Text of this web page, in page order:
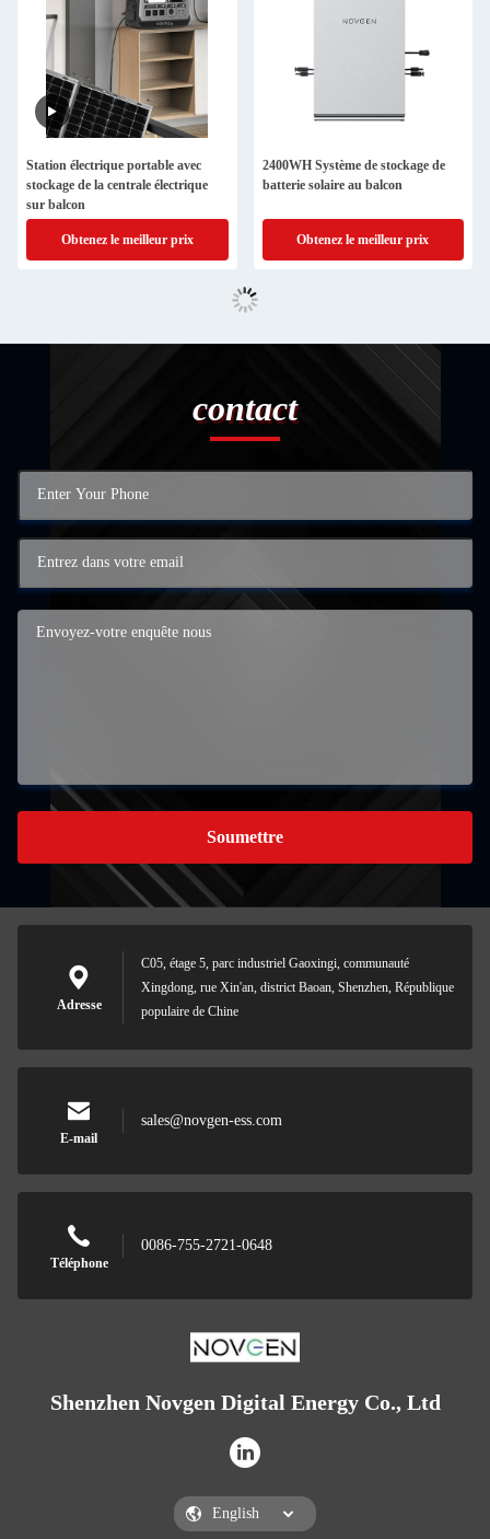
Station électrique portable avec
stockage de la centrale électrique
sur balcon
Obtenez le meilleur prix
2400WH Système de stockage de
batterie solaire au balcon
Obtenez le meilleur prix
contact
Soumettre
Adresse
C05, étage 5, parc industriel Gaoxingi, communauté
Xingdong, rue Xin'an, district Baoan, Shenzhen, République
populaire de Chine
E-mail
sales@novgen-ess.com
Téléphone
0086-755-2721-0648
Shenzhen Novgen Digital Energy Co., Ltd